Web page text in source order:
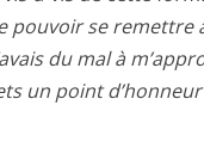
pouvoir se remettre
du mal à
un point